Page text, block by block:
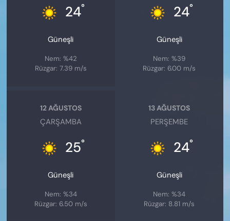
24°
Güneşli
Nem: %42
Rüzgar: 7.39 m/s
24°
Güneşli
Nem: %39
Rüzgar: 6.00 m/s
12 AĞUSTOS
ÇARŞAMBA
25°
Güneşli
Nem: %34
Rüzgar: 6.50 m/s
13 AĞUSTOS
PERŞEMBE
24°
Güneşli
Nem: %34
Rüzgar: 8.81 m/s